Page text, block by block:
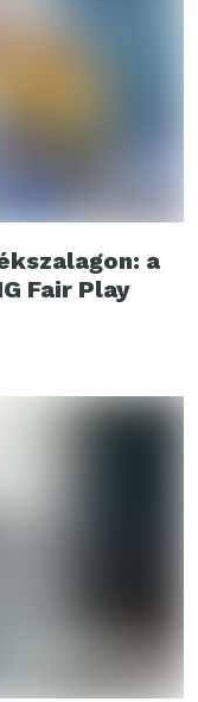
a
Fair Play